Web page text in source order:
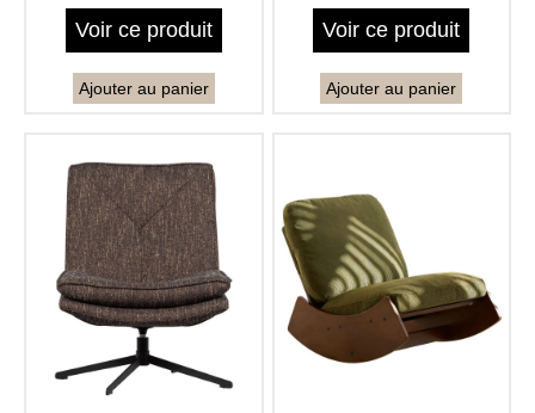
Voir ce produit
Ajouter au panier
Voir ce produit
Ajouter au panier